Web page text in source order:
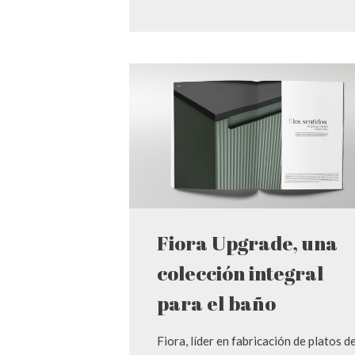
Fiora Upgrade, una
colección integral
para el baño
Fiora, líder en fabricación de platos